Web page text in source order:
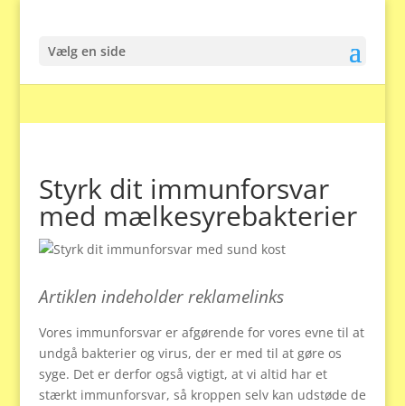
Vælg en side
Styrk dit immunforsvar
med mælkesyrebakterier
Artiklen indeholder reklamelinks
Vores immunforsvar er afgørende for vores evne til at
undgå bakterier og virus, der er med til at gøre os
syge. Det er derfor også vigtigt, at vi altid har et
stærkt immunforsvar, så kroppen selv kan udstøde de